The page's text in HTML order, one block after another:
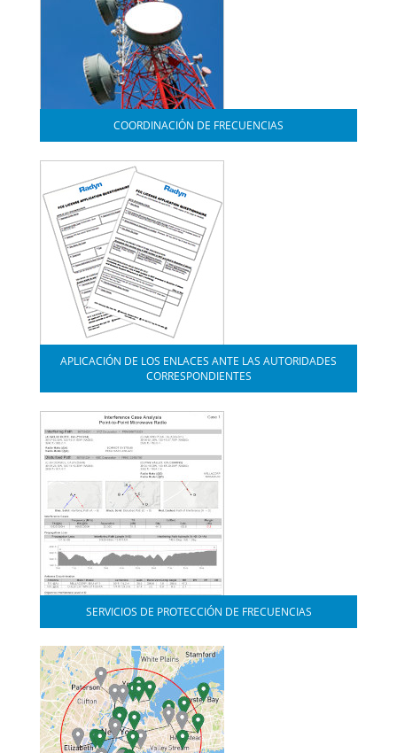
COORDINACIÓN DE FRECUENCIAS
APLICACIÓN DE LOS ENLACES ANTE LAS AUTORIDADES
CORRESPONDIENTES
SERVICIOS DE PROTECCIÓN DE FRECUENCIAS